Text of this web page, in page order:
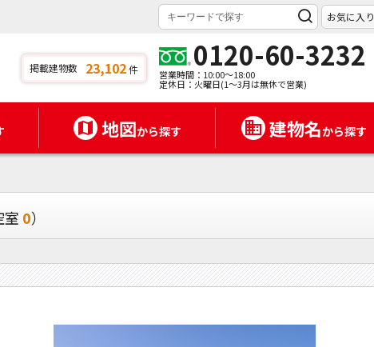
お気に入り
掲載建物数 23,102件 0120-60-3232
営業時間：10:00～18:00
定休日：火曜日(1～3月は無休で営業)
地図から探す 建物名から探す
室 0）